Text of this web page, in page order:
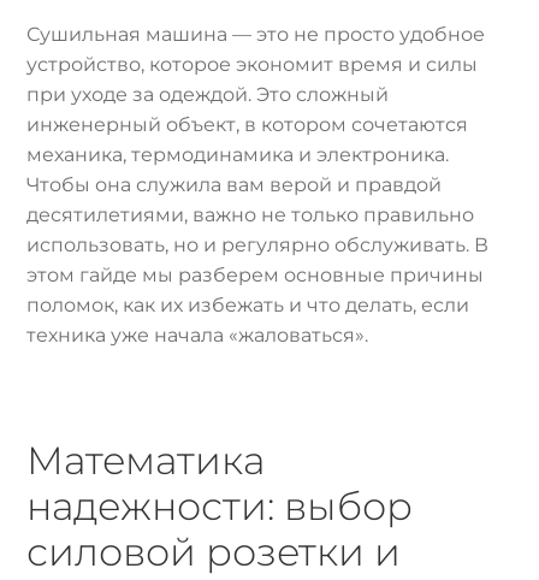
Сушильная машина — это не просто удобное
устройство, которое экономит время и силы
при уходе за одеждой. Это сложный
инженерный объект, в котором сочетаются
механика, термодинамика и электроника.
Чтобы она служила вам верой и правдой
десятилетиями, важно не только правильно
использовать, но и регулярно обслуживать. В
этом гайде мы разберем основные причины
поломок, как их избежать и что делать, если
техника уже начала «жаловаться».
Математика
надежности: выбор
силовой розетки и